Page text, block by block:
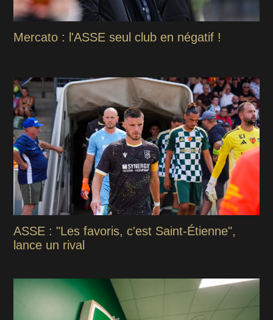
Mercato : l'ASSE seul club en négatif !
ASSE : "Les favoris, c'est Saint-Étienne",
lance un rival